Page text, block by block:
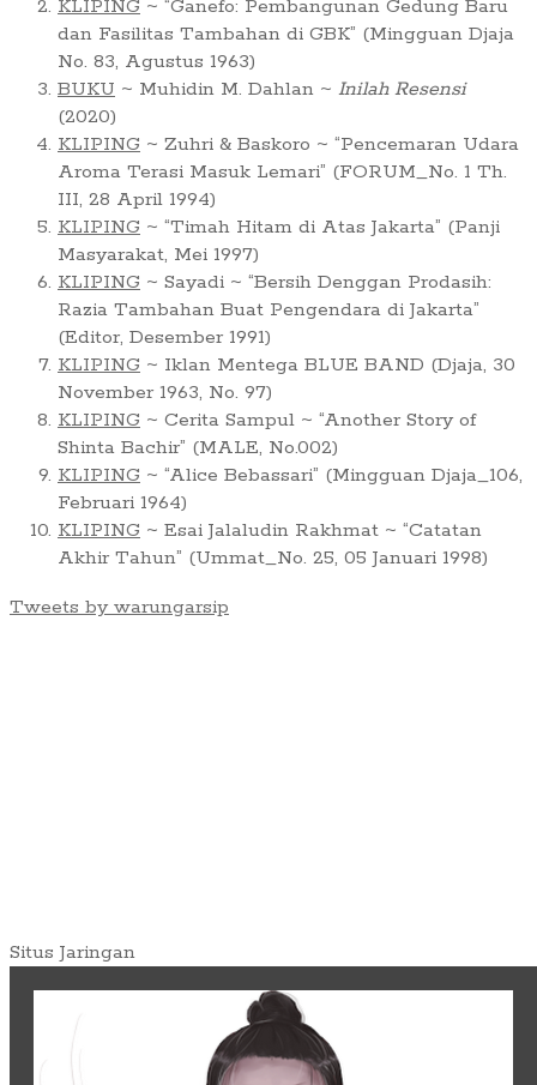
KLIPING ~ “Ganefo: Pembangunan Gedung Baru
dan Fasilitas Tambahan di GBK” (Mingguan Djaja
No. 83, Agustus 1963)
BUKU ~ Muhidin M. Dahlan ~ Inilah Resensi
(2020)
KLIPING ~ Zuhri & Baskoro ~ “Pencemaran Udara
Aroma Terasi Masuk Lemari” (FORUM_No. 1 Th.
III, 28 April 1994)
KLIPING ~ “Timah Hitam di Atas Jakarta” (Panji
Masyarakat, Mei 1997)
KLIPING ~ Sayadi ~ “Bersih Denggan Prodasih:
Razia Tambahan Buat Pengendara di Jakarta”
(Editor, Desember 1991)
KLIPING ~ Iklan Mentega BLUE BAND (Djaja, 30
November 1963, No. 97)
KLIPING ~ Cerita Sampul ~ “Another Story of
Shinta Bachir” (MALE, No.002)
KLIPING ~ “Alice Bebassari” (Mingguan Djaja_106,
Februari 1964)
KLIPING ~ Esai Jalaludin Rakhmat ~ “Catatan
Akhir Tahun” (Ummat_No. 25, 05 Januari 1998)
Tweets by warungarsip
Situs Jaringan